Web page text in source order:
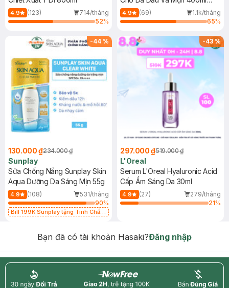
4.9 (123)
714/tháng
52%
(Mới)
4.9 (69)
1.1k/tháng
65%
-44 %
130.000 ₫234.000 ₫
Sunplay
Sữa Chống Nắng Sunplay Skin
Aqua Dưỡng Da Sáng Mịn 55g
4.9 (108)
531/tháng
90%
Bill 199K Sunplay tặng Tinh Chất
-43%
297.000 ₫519.000 ₫
L'Oreal
Serum L'Oreal Hyaluronic Acid
Cấp Ẩm Sáng Da 30ml
4.9 (27)
279/tháng
21%
Bạn đã có tài khoản Hasaki?Đăng nhập